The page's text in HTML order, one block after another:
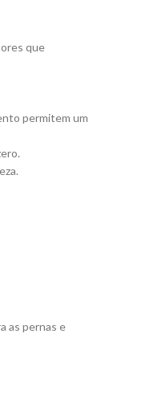
que
permitem um
as pernas e